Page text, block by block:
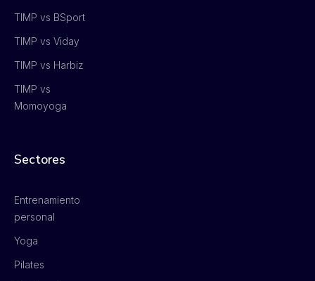
TIMP vs BSport
TIMP vs Viday
TIMP vs Harbiz
TIMP vs
Momoyoga
Sectores
Entrenamiento
personal
Yoga
Pilates